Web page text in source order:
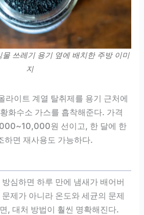
쓰레기 용기 옆에 배치한 주방 이미
지
라이트 계열 탈취제를 용기 근처에
화수소 가스를 흡착해준다. 가격
원 선이고, 한 달에 한
하면 재사용도 가능하다.
심하면 하루 만에 냄새가 배어버
제가 아니라 온도와 세균의 문제
, 대처 방법이 훨씬 명확해진다.